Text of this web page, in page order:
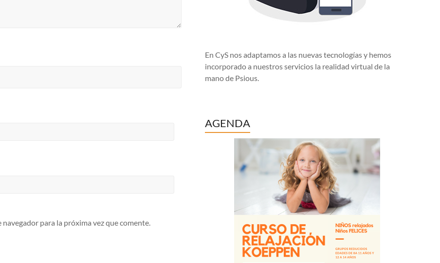
para la próxima vez que comente.
En CyS nos adaptamos a las nuevas tecnologías y hemos
incorporado a nuestros servicios la realidad virtual de la
mano de Psious.
AGENDA